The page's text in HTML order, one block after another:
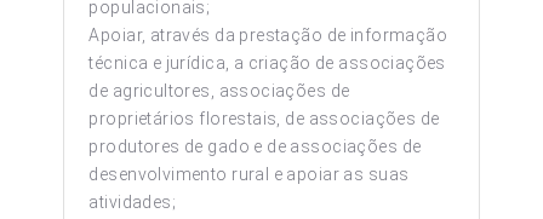
populacionais;
Apoiar, através da prestação de informação
técnica e jurídica, a criação de associações
de agricultores, associações de
proprietários florestais, de associações de
produtores de gado e de associações de
desenvolvimento rural e apoiar as suas
atividades;